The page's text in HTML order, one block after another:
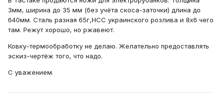
3мм, ширина до 35 мм (без учёта скоса-заточки) длина до
640мм. Сталь разная 65г,НСС украинского розлива и 8х6 чего
там. Режут хорошо, но ржавеют.
Ковку-термообработку не делаю. Желательно предоставлять
эскиз-чертёж того, что надо.
С уважением.